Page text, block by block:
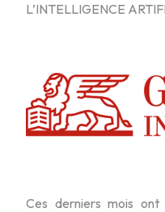
L’INTELLIGENCE
Ces derniers mois